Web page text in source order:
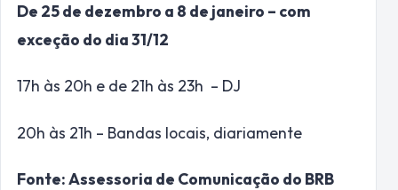
De 25 de dezembro a 8 de janeiro – com
exceção do dia 31/12
17h às 20h e de 21h às 23h – DJ
20h às 21h – Bandas locais, diariamente
Fonte: Assessoria de Comunicação do BRB